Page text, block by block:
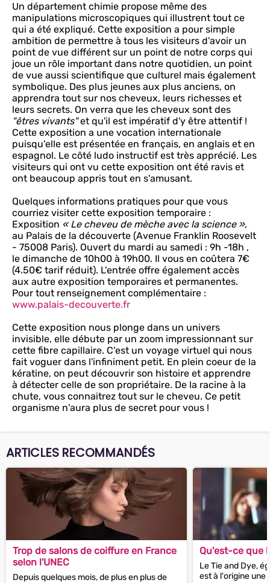
Un département chimie propose même des
manipulations microscopiques qui illustrent tout ce
qui a été expliqué. Cette exposition a pour simple
ambition de permettre à tous les visiteurs d'avoir un
point de vue différent sur un point de notre corps qui
joue un rôle important dans notre quotidien, un point
de vue aussi scientifique que culturel mais également
symbolique. Des plus jeunes aux plus anciens, on
apprendra tout sur nos cheveux, leurs richesses et
leurs secrets. On verra que les cheveux sont des
"êtres vivants"et qu'il est impératif d'y être attentif !
Cette exposition a une vocation internationale
puisqu'elle est présentée en français, en anglais et en
espagnol. Le côté ludo instructif est très apprécié. Les
visiteurs qui ont vu cette exposition ont été ravis et
ont beaucoup appris tout en s'amusant.
Quelques informations pratiques pour que vous
courriez visiter cette exposition temporaire :
Exposition « Le cheveu de mèche avec la science »,
au Palais de la découverte (Avenue Franklin Roosevelt
- 75008 Paris). Ouvert du mardi au samedi : 9h -18h ,
le dimanche de 10h00 à 19h00. Il vous en coûtera 7€
(4.50€ tarif réduit). L'entrée offre également accès
aux autre exposition temporaires et permanentes.
Pour tout renseignement complémentaire :
www.palais-decouverte.fr
Cette exposition nous plonge dans un univers
invisible, elle débute par un zoom impressionnant sur
cette fibre capillaire. C'est un voyage virtuel qui nous
fait voguer dans l'infiniment petit. En plein coeur de la
kératine, on peut découvrir son histoire et apprendre
à détecter celle de son propriétaire. De la racine à la
chute, vous connaitrez tout sur le cheveu. Ce petit
organisme n'aura plus de secret pour vous !
ARTICLES RECOMMANDÉS
Trop de salons de coiffure en France
selon l'UNEC
Depuis quelques mois, de plus en plus de
Qu'est-ce que
Le Tie and Dye,
est à l'origine une